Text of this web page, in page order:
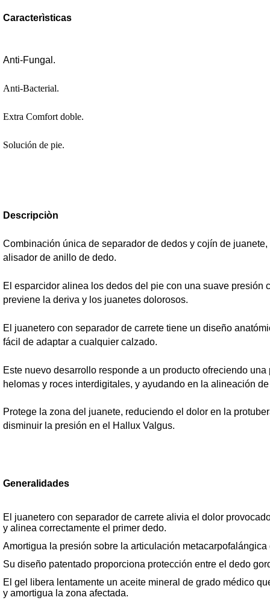
Caracterìsticas
Anti-Fungal.
Anti-Bacterial.
Extra Comfort doble.
Solución de pie.
Descripciòn
Combinación única de separador de dedos y cojín de
alisador de anillo de dedo.
El esparcidor alinea los dedos del pie con una suave presión
previene la deriva y los juanetes dolorosos.
El juanetero con separador de carrete tiene un diseño
fácil de adaptar a cualquier calzado.
Este nuevo desarrollo responde a un producto ofreciendo una
helomas y roces interdigitales, y ayudando en la alineación
Protege la zona del juanete, reduciendo el dolor en la
disminuir la presión en el Hallux Valgus.
Generalidades
El juanetero con separador de carrete alivia el dolor
y alinea correctamente el
Amortigua la presión sobre la articulación
Su diseño patentado proporciona protección entre el dedo
El gel libera lentamente un aceite mineral de grado médico
y amortigua la zona afectada.